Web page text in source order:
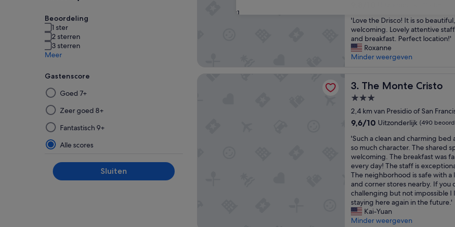
31
Beoordeling
1 ster
2 sterren
3 sterren
Meer
Gastenscore
Door
een
filter
uit
deze
groep
te
selecteren
en
Goed 7+
Zeer goed 8+
Fantastisch 9+
Alle scores
Sluiten
l
t
w
i
t
e
e
a
l
a
b
s
o
l
u
t
e
l
y
10,
Uitzonderlijk,
(469
beoordelingen)
'
L
o
v
e
e
D
i
s
o
!
I
t
i
s
s
o
b
e
'Love the Drisco! It is so
welcoming. Lovely attentive
and breakfast. Perfect location!'
Roxanne
Minder weergeven
3. The Monte Cristo
The Monte Cristo
3.0-
sterrenaccommodatie
2,4 km van Presidio of San
9.6
10,
Uitzonderlijk,
(490
beoordelingen)
9,6/10 Uitzonderlijk (490
'
S
u
c
h
a
c
l
e
a
'Such a clean and charming bed
so much character. The shared
welcoming. The breakfast was
every day! The staff is
The neighborhood is safe with
and corner stores nearby. If you
challenging but not impossible I
staying here again in the future.'
Kai-Yuan
Minder weergeven